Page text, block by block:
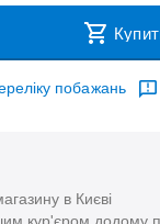
побажань
в Києві